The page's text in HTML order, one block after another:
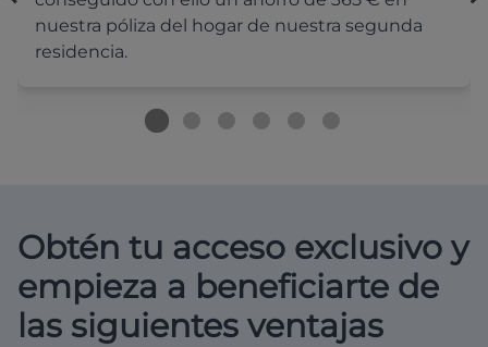
nuestra póliza del hogar de nuestra segunda
residencia.
Obtén tu acceso exclusivo y
empieza a beneficiarte de
las siguientes ventajas